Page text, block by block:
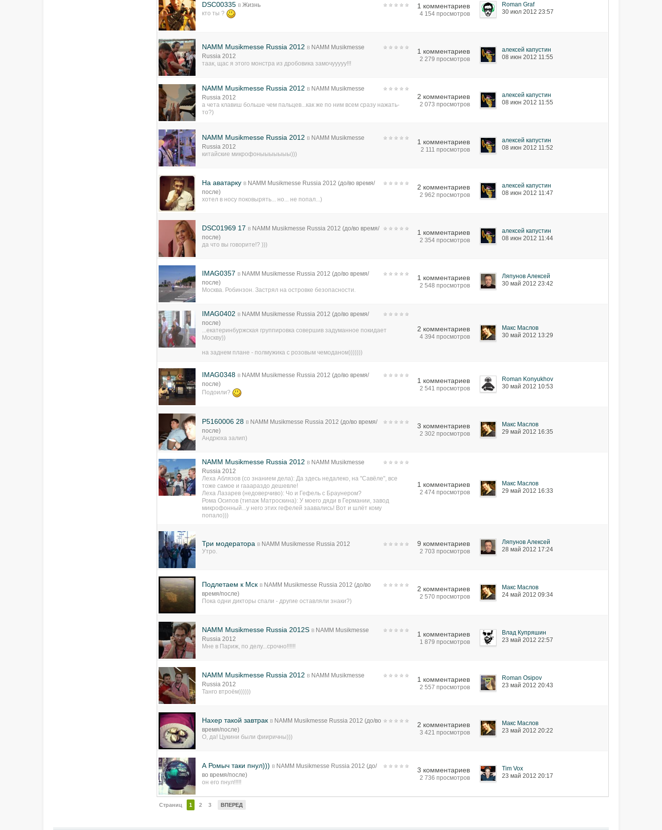
DSC00335 в Жизнь
кто ты ?
1 комментариев
4 154 просмотров
Roman Graf
30 июл 2012 23:57
NAMM Musikmesse Russia 2012 в NAMM Musikmesse
Russia 2012
таак, щас я этого монстра из дробовика замочууууу!!!
1 комментариев
2 279 просмотров
алексей капустин
08 июн 2012 11:55
NAMM Musikmesse Russia 2012 в NAMM Musikmesse
Russia 2012
а чета клавиш больше чем пальцев...как же по ним всем сразу нажать-
то?)
2 комментариев
2 073 просмотров
алексей капустин
08 июн 2012 11:55
NAMM Musikmesse Russia 2012 в NAMM Musikmesse
Russia 2012
китайские микрофоныыыыыыы)))
1 комментариев
2 111 просмотров
алексей капустин
08 июн 2012 11:52
На аватарку в NAMM Musikmesse Russia 2012 (до/во время/
после)
хотел в носу поковырять... но... не попал...)
2 комментариев
2 962 просмотров
алексей капустин
08 июн 2012 11:47
DSC01969 17 в NAMM Musikmesse Russia 2012 (до/во время/
после)
да что вы говорите!? )))
1 комментариев
2 354 просмотров
алексей капустин
08 июн 2012 11:44
IMAG0357 в NAMM Musikmesse Russia 2012 (до/во время/
после)
Москва. Робинзон. Застрял на островке безопасности.
1 комментариев
2 548 просмотров
Ляпунов Алексей
30 май 2012 23:42
IMAG0402 в NAMM Musikmesse Russia 2012 (до/во время/
после)
...екатеринбуржская группировка совершив задуманное покидает
Москву))
на заднем плане - полмужика с розовым чемоданом)))))))
2 комментариев
4 394 просмотров
Макс Маслов
30 май 2012 13:29
IMAG0348 в NAMM Musikmesse Russia 2012 (до/во время/
после)
Подоили?
1 комментариев
2 541 просмотров
Roman Konyukhov
30 май 2012 10:53
P5160006 28 в NAMM Musikmesse Russia 2012 (до/во время/
после)
Андрюха залип)
3 комментариев
2 302 просмотров
Макс Маслов
29 май 2012 16:35
NAMM Musikmesse Russia 2012 в NAMM Musikmesse
Russia 2012
Леха Аблязов (со знанием дела): Да здесь недалеко, на "Савёле", все
тоже самое и гааараздо дешевле!
Леха Лазарев (недоверчиво): Чо и Гефель с Браунером?
Рома Осипов (типаж Матроскина): У моего дяди в Германии, завод
микрофонный...у него этих гефелей заавались! Вот и шлёт кому
попало)))
1 комментариев
2 474 просмотров
Макс Маслов
29 май 2012 16:33
Три модератора в NAMM Musikmesse Russia 2012
Утро.
9 комментариев
2 703 просмотров
Ляпунов Алексей
28 май 2012 17:24
Подлетаем к Мск в NAMM Musikmesse Russia 2012 (до/во
время/после)
Пока одни дикторы спали - другие оставляли знаки?)
2 комментариев
2 570 просмотров
Макс Маслов
24 май 2012 09:34
NAMM Musikmesse Russia 2012S в NAMM Musikmesse
Russia 2012
Мне в Париж, по делу...срочно!!!!!!
1 комментариев
1 879 просмотров
Влад Купряшин
23 май 2012 22:57
NAMM Musikmesse Russia 2012 в NAMM Musikmesse
Russia 2012
Танго втроём))))))
1 комментариев
2 557 просмотров
Roman Osipov
23 май 2012 20:43
Нахер такой завтрак в NAMM Musikmesse Russia 2012 (до/во
время/после)
О, да! Цукини были фииричны)))
2 комментариев
3 421 просмотров
Макс Маслов
23 май 2012 20:22
А Ромыч таки пнул))) в NAMM Musikmesse Russia 2012 (до/
во время/после)
он его пнул!!!!!
3 комментариев
2 736 просмотров
Tim Vox
23 май 2012 20:17
Страниц 1 2 3 ВПЕРЕД